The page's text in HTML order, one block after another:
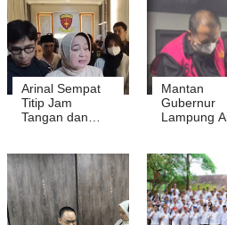
Arinal Sempat
Titip Jam
Tangan dan
Mobil Tahanan,
Riana Yakin
Suaminya Tidak
Korupsi
Mantan
Gubernur
Lampung
Korupsi LEB,
Langsung
Diangkut
Tahanan